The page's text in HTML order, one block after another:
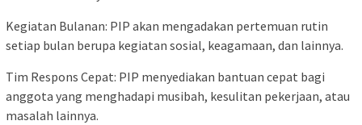
Kegiatan Bulanan: PIP akan mengadakan pertemuan rutin
setiap bulan berupa kegiatan sosial, keagamaan, dan lainnya.
Tim Respons Cepat: PIP menyediakan bantuan cepat bagi
anggota yang menghadapi musibah, kesulitan pekerjaan, atau
masalah lainnya.